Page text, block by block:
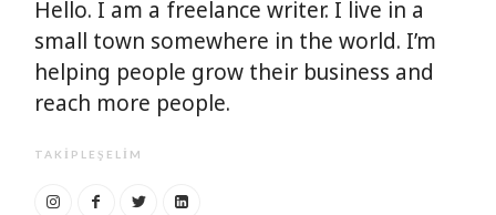
Hello. I am a freelance writer. I live in a
small town somewhere in the world. I’m
helping people grow their business and
reach more people.
TAKIPLEŞELIM